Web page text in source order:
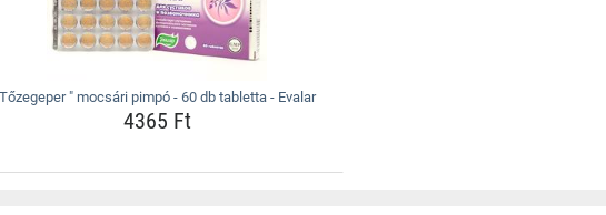
Tőzegeper " mocsári pimpó - 60 db tabletta - Evalar
4365 Ft